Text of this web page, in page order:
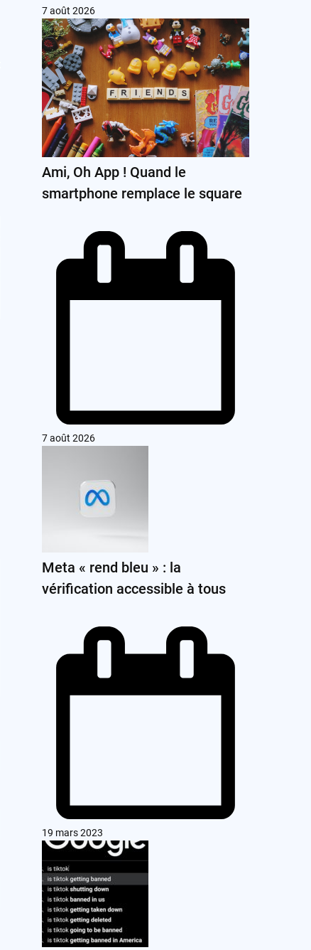
7 août 2026
Ami, Oh App ! Quand le
smartphone remplace le square
7 août 2026
Meta « rend bleu » : la
vérification accessible à tous
19 mars 2023